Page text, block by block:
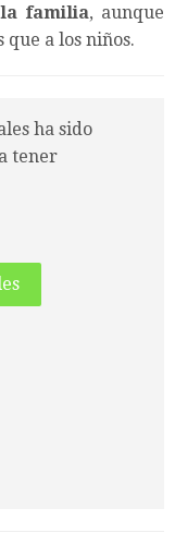
familia, aunque
que a los niños.
ha sido
tener